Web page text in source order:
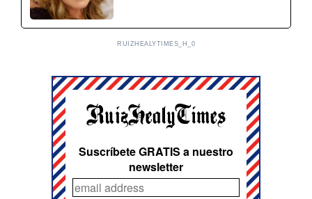
RUIZHEALYTIMES_H_0
Suscríbete GRATIS a nuestro
newsletter